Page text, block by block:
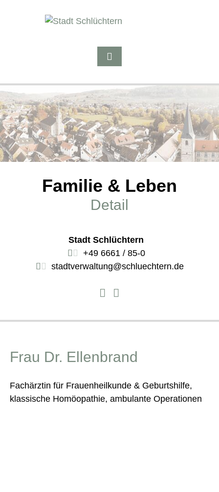
Familie & Leben
Detail
Stadt Schlüchtern
+49 6661 / 85-0
stadtverwaltung@schluechtern.de
Frau Dr. Ellenbrand
Fachärztin für Frauenheilkunde & Geburtshilfe,
klassische Homöopathie, ambulante Operationen